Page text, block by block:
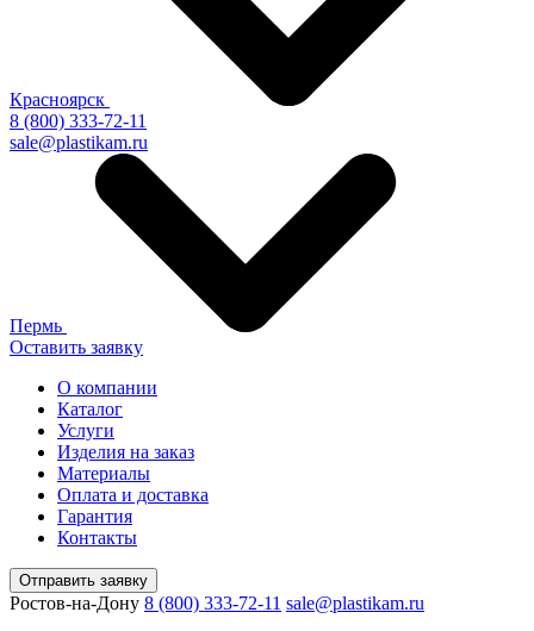
Красноярск
8 (800) 333-72-11
sale@plastikam.ru
Пермь
Оставить заявку
О компании
Каталог
Услуги
Изделия на заказ
Материалы
Оплата и доставка
Гарантия
Контакты
Отправить заявку
Ростов-на-Дону 8 (800) 333-72-11 sale@plastikam.ru